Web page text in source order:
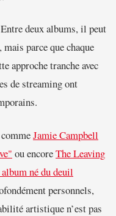
deux albums, il peut
mais parce que chaque
approche tranche avec
de streaming ont
Jamie Campbell
ou encoreThe Leaving
né du deuil
personnels,
artistique n’est pas